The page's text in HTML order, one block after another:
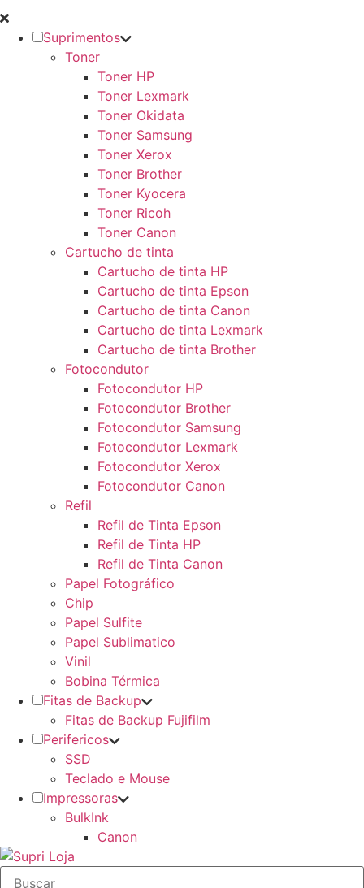
Suprimentos
Toner
Toner HP
Toner Lexmark
Toner Okidata
Toner Samsung
Toner Xerox
Toner Brother
Toner Kyocera
Toner Ricoh
Toner Canon
Cartucho de tinta
Cartucho de tinta HP
Cartucho de tinta Epson
Cartucho de tinta Canon
Cartucho de tinta Lexmark
Cartucho de tinta Brother
Fotocondutor
Fotocondutor HP
Fotocondutor Brother
Fotocondutor Samsung
Fotocondutor Lexmark
Fotocondutor Xerox
Fotocondutor Canon
Refil
Refil de Tinta Epson
Refil de Tinta HP
Refil de Tinta Canon
Papel Fotográfico
Chip
Papel Sulfite
Papel Sublimatico
Vinil
Bobina Térmica
Fitas de Backup
Fitas de Backup Fujifilm
Perifericos
SSD
Teclado e Mouse
Impressoras
BulkInk
Canon